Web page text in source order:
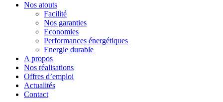
Nos atouts
Facilité
Nos garanties
Economies
Performances énergétiques
Energie durable
A propos
Nos réalisations
Offres d’emploi
Actualités
Contact